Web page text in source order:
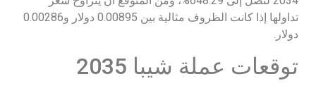
تداولها إذا كانت الظروف مثالية بين 0.00895 دولار و0.00286
دولار.
توقعات عملة شيبا 2035